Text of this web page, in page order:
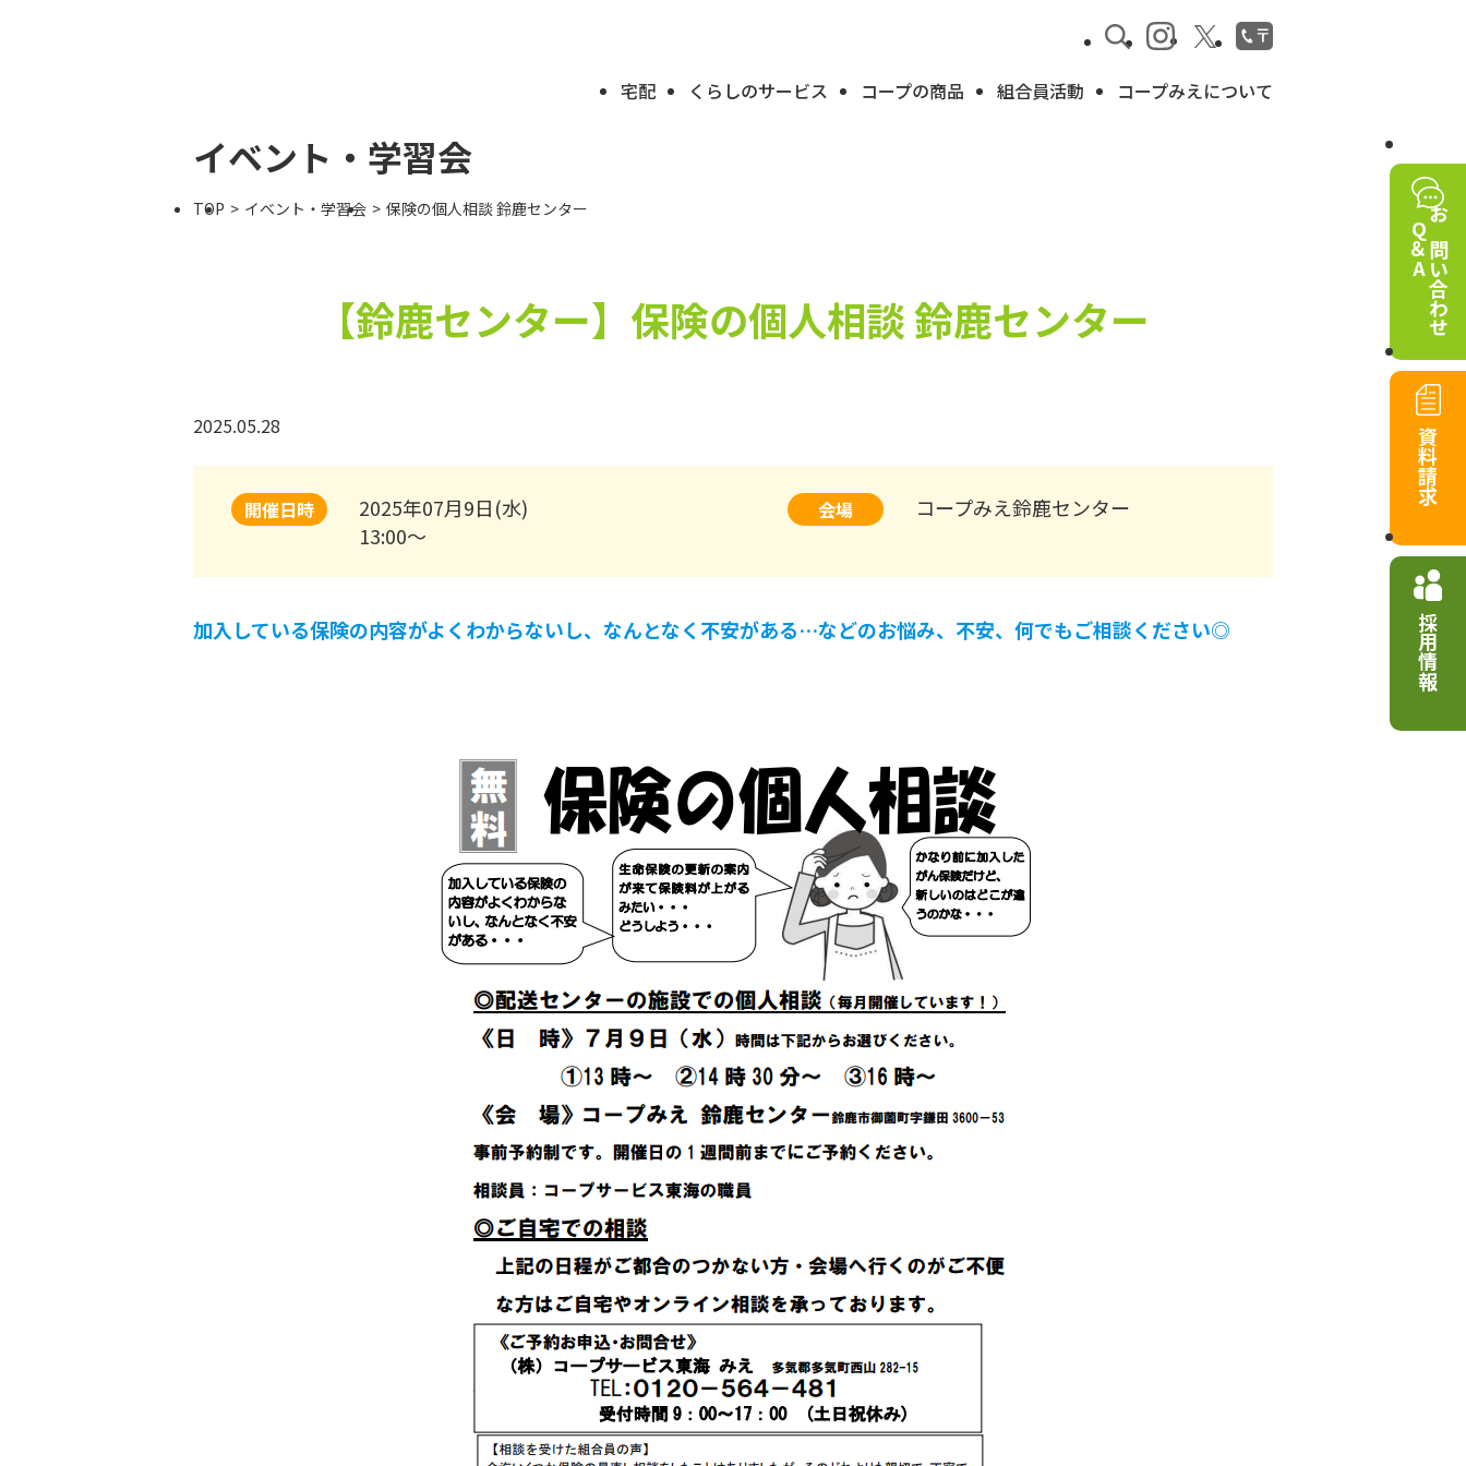
宅配 くらしのサービス コープの商品 組合員活動 コープみえについて
お問い合わせ
Q＆A
資料請求
採用情報
イベント・学習会
TOP イベント・学習会 保険の個人相談 鈴鹿センター
【鈴鹿センター】 保険の個人相談 鈴鹿センター
2025.05.28
開催日時
2025年07月9日(水)
13:00～
会場 コープみえ鈴鹿センター
加入している保険の内容がよくわからないし、なんとなく不安がある…などのお悩み、不安、何でもご相談ください◎